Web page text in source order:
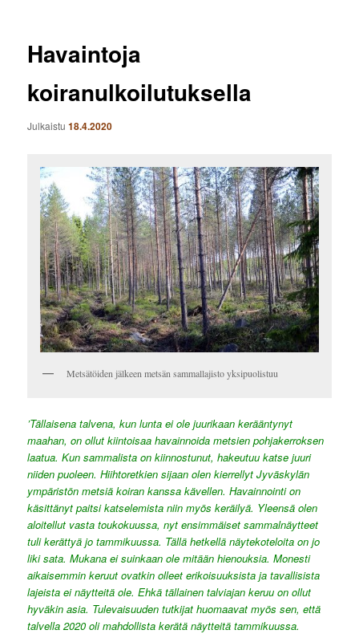
Havaintoja
koiranulkoilutuksella
Julkaistu18.4.2020
Metsätöiden jälkeen metsän sammallajisto yksipuolistuu
’Tällaisena talvena, kun lunta ei ole juurikaan kerääntynyt
maahan, on ollut kiintoisaa havainnoida metsien pohjakerroksen
laatua. Kun sammalista on kiinnostunut, hakeutuu katse juuri
niiden puoleen. Hiihtoretkien sijaan olen kierrellyt Jyväskylän
ympäristön metsiä koiran kanssa kävellen. Havainnointi on
käsittänyt paitsi katselemista niin myös keräilyä. Yleensä olen
aloitellut vasta toukokuussa, nyt ensimmäiset sammalnäytteet
tuli kerättyä jo tammikuussa. Tällä hetkellä näytekoteloita on jo
liki sata. Mukana ei suinkaan ole mitään hienouksia. Monesti
aikaisemmin keruut ovatkin olleet erikoisuuksista ja tavallisista
lajeista ei näytteitä ole. Ehkä tällainen talviajan keruu on ollut
hyväkin asia. Tulevaisuuden tutkijat huomaavat myös sen, että
talvella 2020 oli mahdollista kerätä näytteitä tammikuussa.